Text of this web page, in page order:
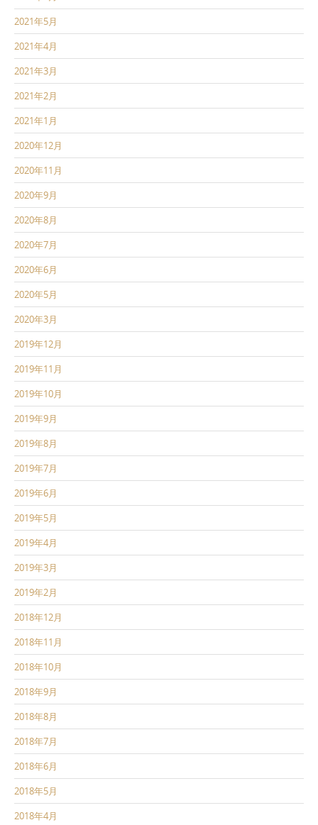
2021年5月
2021年4月
2021年3月
2021年2月
2021年1月
2020年12月
2020年11月
2020年9月
2020年8月
2020年7月
2020年6月
2020年5月
2020年3月
2019年12月
2019年11月
2019年10月
2019年9月
2019年8月
2019年7月
2019年6月
2019年5月
2019年4月
2019年3月
2019年2月
2018年12月
2018年11月
2018年10月
2018年9月
2018年8月
2018年7月
2018年6月
2018年5月
2018年4月